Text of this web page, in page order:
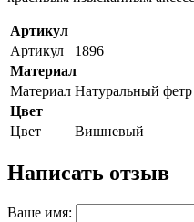
Артикул
Артикул
1896
Материал
Материал Натуральный фетр
Цвет
Цвет
Вишневый
Написать отзыв
Ваше имя: